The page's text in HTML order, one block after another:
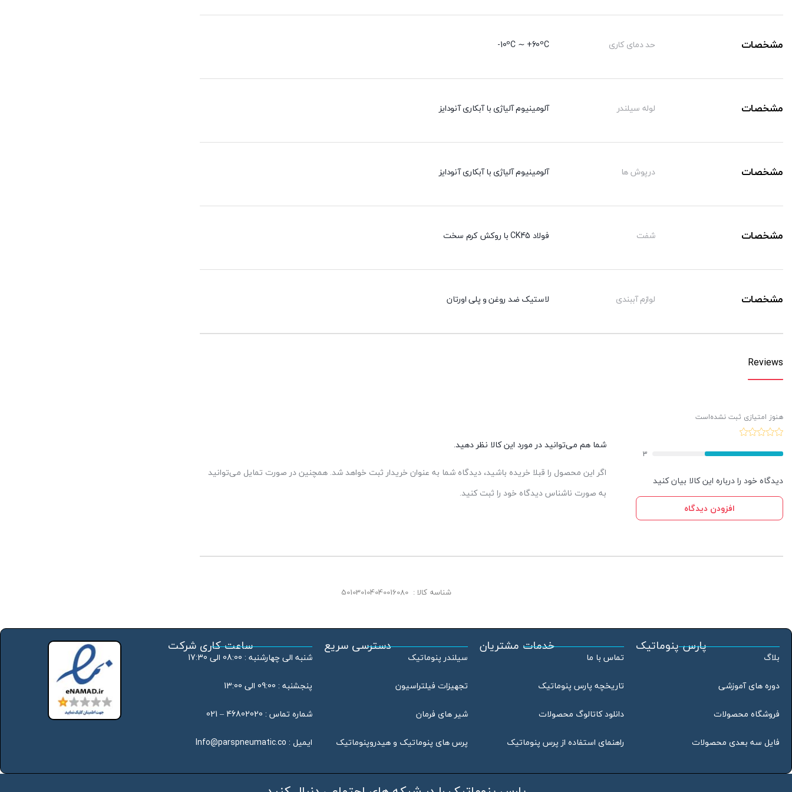
تنظیم
مشخصات حد دمای کاری 10ºC ∼ +60ºC-
مشخصات لوله سیلندر آلومینیوم آلیاژی با آبکاری آنودایز
مشخصات درپوش ها آلومینیوم آلیاژی با آبکاری آنودایز
مشخصات شفت فولاد CK45 با روکش کرم سخت
مشخصات لوازم آببندی لاستیک ضد روغن و پلی اورتان
Reviews
هنوز امتیازی ثبت نشده‌است
3
دیدگاه خود را درباره این کالا بیان کنید
افزودن دیدگاه
شما هم می‌توانید در مورد این کالا نظر دهید.
اگر این محصول را قبلا خریده باشید، دیدگاه شما به عنوان خریدار ثبت خواهد شد. همچنین در صورت تمایل می‌توانید
به صورت ناشناس دیدگاه خود را ثبت کنید.
شناسه کالا : 501030104040016080
پارس پنوماتیک
بلاگ
دوره های آموزشی
فروشگاه محصولات
فایل سه بعدی محصولات
خدمات مشتریان
تماس با ما
تاریخچه پارس پنوماتیک
دانلود کاتالوگ محصولات
راهنمای استفاده از پرس پنوماتیک
دسترسی سریع
سیلندر پنوماتیک
تجهیزات فیلتراسیون
شیر های فرمان
پرس های پنوماتیک و هیدروپنوماتیک
ساعت کاری شرکت
شنبه الی چهارشنبه : 08:00 الی 17:30
پنجشنبه : 09:00 الی 13:00
شماره تماس : 46802020 – 021
ایمیل : Info@parspneumatic.co